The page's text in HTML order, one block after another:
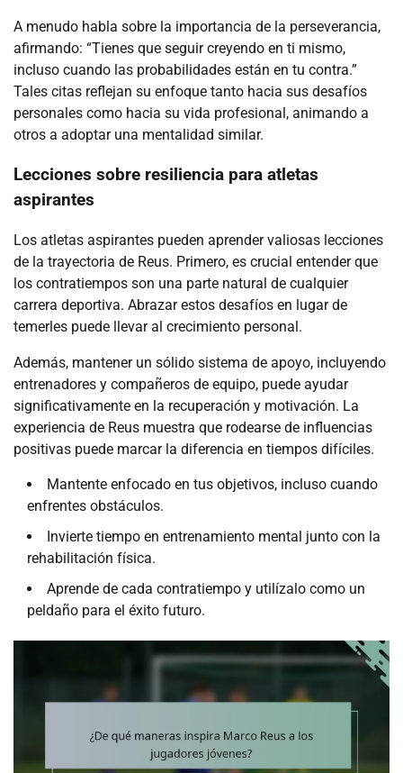
A menudo habla sobre la importancia de la perseverancia,
afirmando: “Tienes que seguir creyendo en ti mismo,
incluso cuando las probabilidades están en tu contra.”
Tales citas reflejan su enfoque tanto hacia sus desafíos
personales como hacia su vida profesional, animando a
otros a adoptar una mentalidad similar.
Lecciones sobre resiliencia para atletas
aspirantes
Los atletas aspirantes pueden aprender valiosas lecciones
de la trayectoria de Reus. Primero, es crucial entender que
los contratiempos son una parte natural de cualquier
carrera deportiva. Abrazar estos desafíos en lugar de
temerles puede llevar al crecimiento personal.
Además, mantener un sólido sistema de apoyo, incluyendo
entrenadores y compañeros de equipo, puede ayudar
significativamente en la recuperación y motivación. La
experiencia de Reus muestra que rodearse de influencias
positivas puede marcar la diferencia en tiempos difíciles.
Mantente enfocado en tus objetivos, incluso cuando
enfrentes obstáculos.
Invierte tiempo en entrenamiento mental junto con la
rehabilitación física.
Aprende de cada contratiempo y utilízalo como un
peldaño para el éxito futuro.